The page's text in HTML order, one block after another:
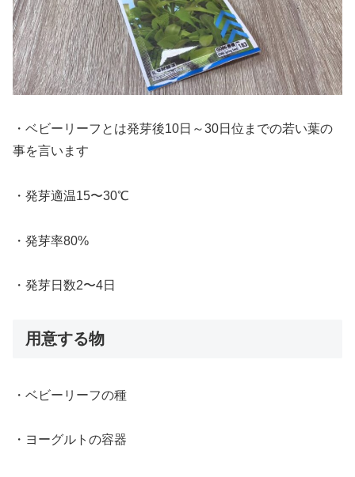
・ベビーリーフとは発芽後10日～30日位までの若い葉の
事を言います
・発芽適温15〜30℃
・発芽率80%
・発芽日数2〜4日
用意する物
・ベビーリーフの種
・ヨーグルトの容器